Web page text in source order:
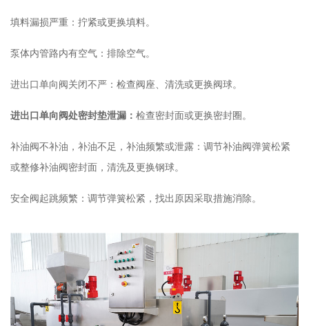
填料漏损严重：拧紧或更换填料。
泵体内管路内有空气：排除空气。
进出口单向阀关闭不严：检查阀座、清洗或更换阀球。
进出口单向阀处密封垫泄漏： 检查密封面或更换密封圈。
补油阀不补油，补油不足，补油频繁或泄露：调节补油阀弹簧松紧
或整修补油阀密封面，清洗及更换钢球。
安全阀起跳频繁：调节弹簧松紧，找出原因采取措施消除。